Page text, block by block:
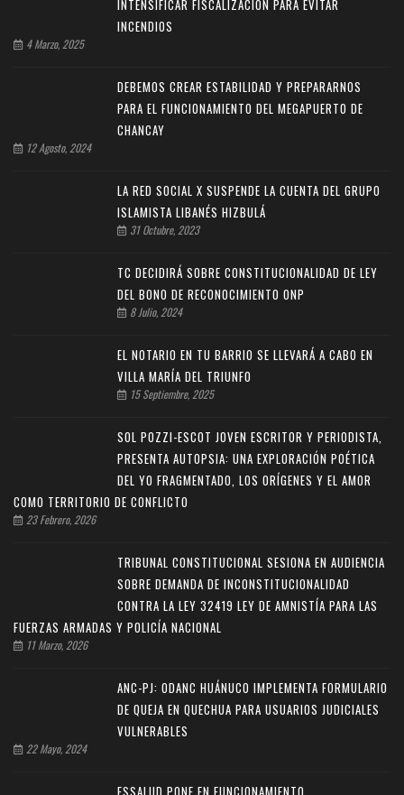
INTENSIFICAR FISCALIZACIÓN PARA EVITAR
INCENDIOS
4 Marzo, 2025
DEBEMOS CREAR ESTABILIDAD Y PREPARARNOS
PARA EL FUNCIONAMIENTO DEL MEGAPUERTO DE
CHANCAY
12 Agosto, 2024
LA RED SOCIAL X SUSPENDE LA CUENTA DEL GRUPO
ISLAMISTA LIBANÉS HIZBULÁ
31 Octubre, 2023
TC DECIDIRÁ SOBRE CONSTITUCIONALIDAD DE LEY
DEL BONO DE RECONOCIMIENTO ONP
8 Julio, 2024
EL NOTARIO EN TU BARRIO SE LLEVARÁ A CABO EN
VILLA MARÍA DEL TRIUNFO
15 Septiembre, 2025
SOL POZZI-ESCOT JOVEN ESCRITOR Y PERIODISTA,
PRESENTA AUTOPSIA: UNA EXPLORACIÓN POÉTICA
DEL YO FRAGMENTADO, LOS ORÍGENES Y EL AMOR
COMO TERRITORIO DE CONFLICTO
23 Febrero, 2026
TRIBUNAL CONSTITUCIONAL SESIONA EN AUDIENCIA
SOBRE DEMANDA DE INCONSTITUCIONALIDAD
CONTRA LA LEY 32419 LEY DE AMNISTÍA PARA LAS
FUERZAS ARMADAS Y POLICÍA NACIONAL
11 Marzo, 2026
ANC-PJ: ODANC HUÁNUCO IMPLEMENTA FORMULARIO
DE QUEJA EN QUECHUA PARA USUARIOS JUDICIALES
VULNERABLES
22 Mayo, 2024
ESSALUD PONE EN FUNCIONAMIENTO